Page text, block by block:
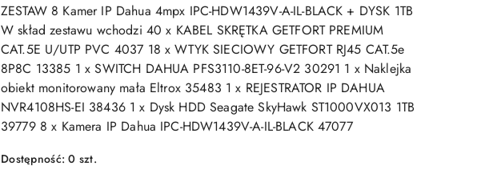
ZESTAW 8 Kamer IP Dahua 4mpx IPC-HDW1439V-A-IL-BLACK + DYSK 1TB
W skład zestawu wchodzi 40 x KABEL SKRĘTKA GETFORT PREMIUM
CAT.5E U/UTP PVC 4037 18 x WTYK SIECIOWY GETFORT RJ45 CAT.5e
8P8C 13385 1 x SWITCH DAHUA PFS3110-8ET-96-V2 30291 1 x Naklejka
obiekt monitorowany mała Eltrox 35483 1 x REJESTRATOR IP DAHUA
NVR4108HS-EI 38436 1 x Dysk HDD Seagate SkyHawk ST1000VX013 1TB
39779 8 x Kamera IP Dahua IPC-HDW1439V-A-IL-BLACK 47077
Dostępność:0 szt.